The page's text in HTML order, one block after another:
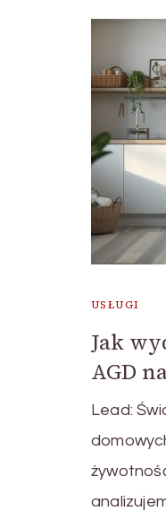
USŁUGI
Jak
AGD
Lead: